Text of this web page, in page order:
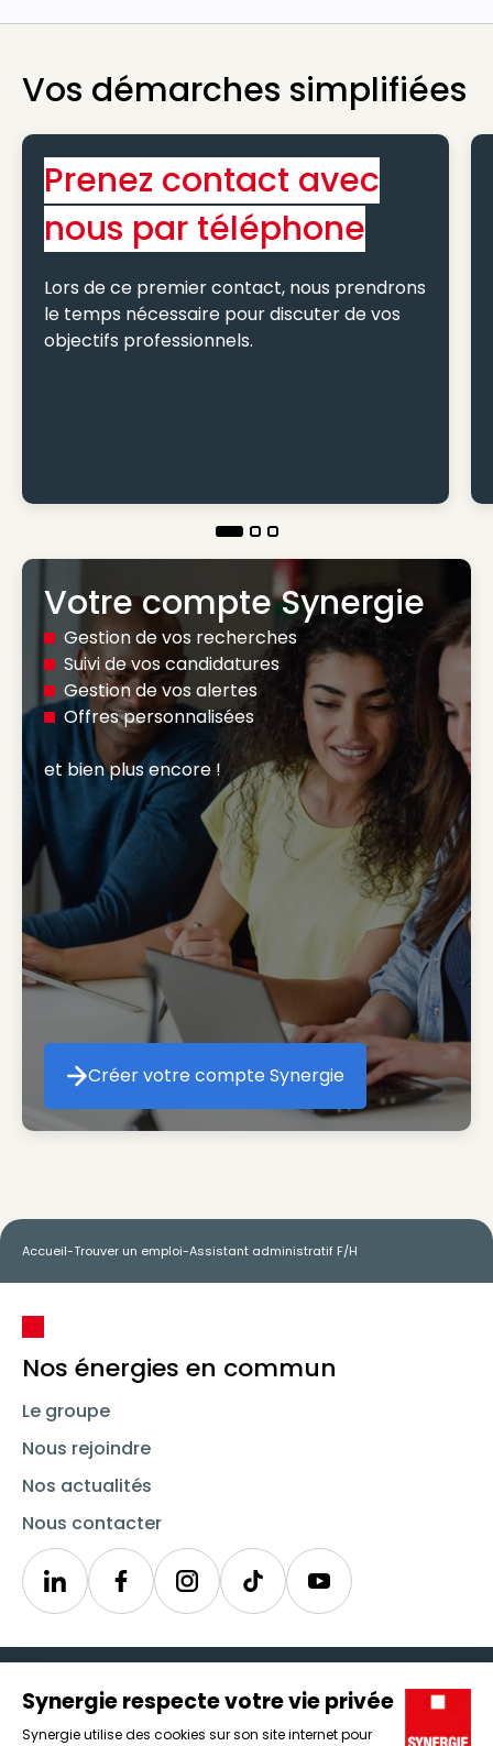
Vos démarches simplifiées
Prenez contact avec
nous par téléphone
Lors de ce premier contact, nous prendrons
le temps nécessaire pour discuter de vos
objectifs professionnels.
Votre compte Synergie
Gestion de vos recherches
Suivi de vos candidatures
Gestion de vos alertes
Offres personnalisées
et bien plus encore !
Créer votre compte Synergie
Créer votre compte Synergie
Accueil-Trouver un emploi-Assistant administratif F/H
Nos énergies en commun
Le groupe
Nous rejoindre
Nos actualités
Nous contacter
LinkedinSynergieInstagramTikTok Youtube
Icône d'illustration
Candidats